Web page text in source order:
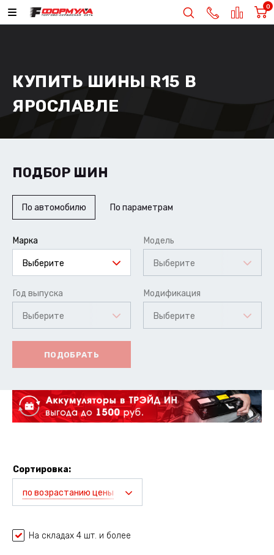
0
КУПИТЬ ШИНЫ R15 В
ЯРОСЛАВЛЕ
ПОДБОР ШИН
По автомобилю По параметрам
Марка
Выберите
Модель
Выберите
Год выпуска
Выберите
Модификация
Выберите
ПОДОБРАТЬ
Сортировка:
по возрастанию цены
На складах 4 шт. и более